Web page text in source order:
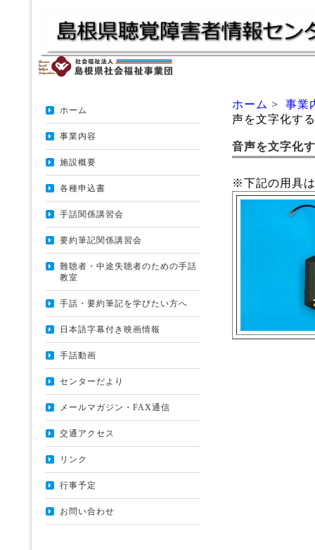
ホーム
事業内容
施設概要
各種申込書
手話関係講習会
要約筆記関係講習会
難聴者・中途失聴者のための手話
教室
手話・要約筆記を学びたい方へ
日本語字幕付き映画情報
手話動画
センターだより
メールマガジン・FAX通信
交通アクセス
リンク
行事予定
お問い合わせ
ホーム > 事業
声を文字化する
音声を文字化
※下記の用具